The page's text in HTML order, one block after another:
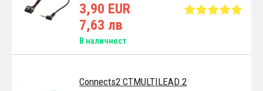
3,90 EUR
7,63 лв
В наличност
Connects2 CTMULTILEAD.2